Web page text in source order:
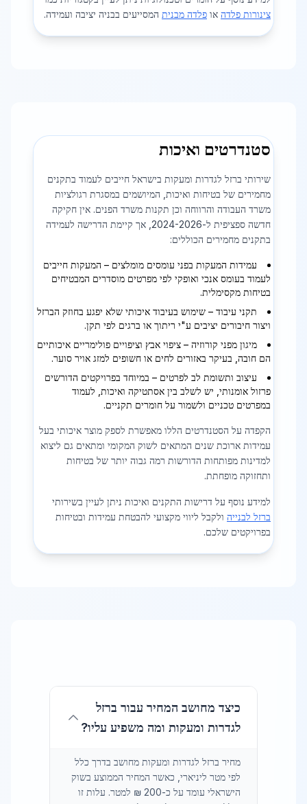
צינורות פלדה או פלדה מבנית המסייעים בבניה יציבה ועמידה.
סטנדרטים ואיכות
שירותי ברזל לגדרות ומעקות בישראל חייבים לעמוד בתקנים
מחמירים של בטיחות ואיכות, המיושמים במסגרת רגולציות
משרד העבודה והרווחה וכן תקנות משרד הפנים. אין חקיקה
חדשה ספציפית ל-2024-2026, אך קיימת הדרישה לעמידה
בתקנים מחמירים הכוללים:
עמידות המעקות בפני עומסים מומלצים – המעקות חייבים
לעמוד בעומס אנכי ואופקי לפי מפרטים מוסדרים המבטיחים
בטיחות מקסימלית.
תקני עיבוד – שימוש בעיבוד איכותי שלא יפגע בחוזק הברזל
ויצור חיבורים יציבים ע"י ריתוך או ברגים לפי תקן.
מיגון מפני קורוזיה – ציפוי אבץ וציפויים פולימריים איכותיים
הם חובה, בעיקר באזורים לחים או חשופים למזג אויר סוער.
עיצוב ותשומת לב לפרטים – במיוחד בפרויקטים הדורשים
פרזול אומנותי, יש לשלב בין אסתטיקה ואיכות, לעמוד
במפרטים טכניים ולשמור על חומרים תקניים.
הקפדה על הסטנדרטים הללו מאפשרת לספק מוצר איכותי בעל
עמידות ארוכת שנים המתאים לשוק המקומי ומתאים גם ליצוא
למדינות מפותחות הדורשות רמה גבוה יותר של בטיחות
ותחזוקה מופחתת.
למידע נוסף על דרישות התקנים ואיכות ניתן לעיין בשירותי
ברזל לבנייה ולקבל ליווי מקצועי להבטחת עמידות ובטיחות
בפרויקטים שלכם.
כיצד מחושב המחיר עבור ברזל
לגדרות ומעקות ומה משפיע עליו?
מחיר ברזל לגדרות ומעקות מחושב בדרך כלל
לפי מטר ליניארי, כאשר המחיר הממוצע בשוק
הישראלי עומד על כ-200 ₪ למטר. עלות זו